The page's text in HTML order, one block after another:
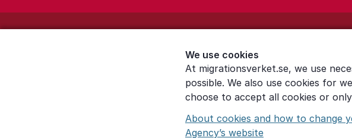
We use cookies
At migrationsverket.se, we use
possible. We also use cookies for
choose to accept all cookies or
About cookies and how to change
Agency’s website